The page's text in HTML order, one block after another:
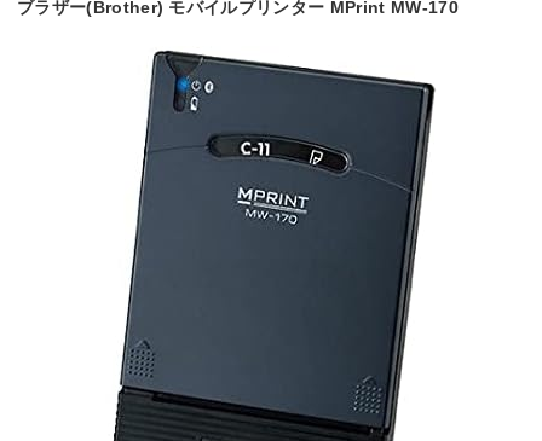
ブラザー(Brother) モバイルプリンター MPrint MW-170